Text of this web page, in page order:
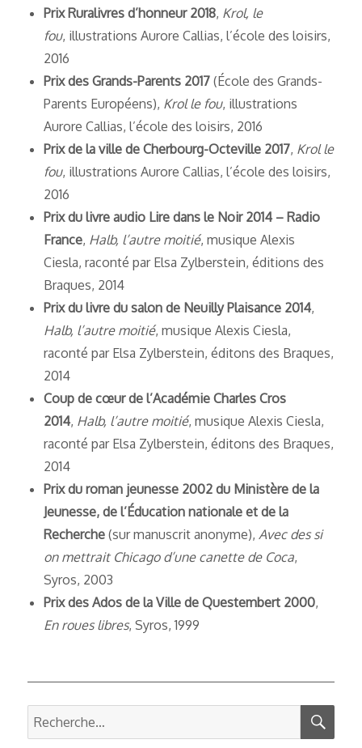
Prix Ruralivres d’honneur 2018, Krol, le
fou, illustrations Aurore Callias, l’école des loisirs,
2016
Prix des Grands-Parents 2017 (École des Grands-
Parents Européens), Krol le fou, illustrations
Aurore Callias, l’école des loisirs, 2016
Prix de la ville de Cherbourg-Octeville 2017, Krol le
fou, illustrations Aurore Callias, l’école des loisirs,
2016
Prix du livre audio Lire dans le Noir 2014 – Radio
France, Halb, l’autre moitié, musique Alexis
Ciesla, raconté par Elsa Zylberstein, éditions des
Braques, 2014
Prix du livre du salon de Neuilly Plaisance 2014,
Halb, l’autre moitié, musique Alexis Ciesla,
raconté par Elsa Zylberstein, éditons des Braques,
2014
Coup de cœur de l’Académie Charles Cros
2014, Halb, l’autre moitié, musique Alexis Ciesla,
raconté par Elsa Zylberstein, éditons des Braques,
2014
Prix du roman jeunesse 2002 du Ministère de la
Jeunesse, de l’Éducation nationale et de la
Recherche (sur manuscrit anonyme),Avec des si
on mettrait Chicago d’une canette de Coca,
Syros, 2003
Prix des Ados de la Ville de Questembert 2000,
En roues libres, Syros, 1999
Recherche
pour :